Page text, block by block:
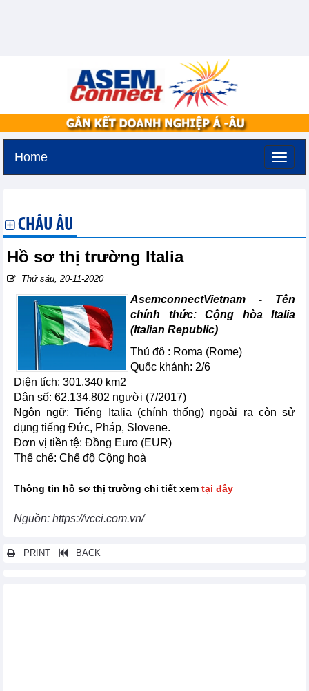
Home
CHÂU ÂU
Hồ sơ thị trường Italia
Thứ sáu, 20-11-2020
AsemconnectVietnam - Tên
chính thức: Cộng hòa Italia
(Italian Republic)
Thủ đô : Roma (Rome)
Quốc khánh: 2/6
Diện tích: 301.340 km2
Dân số: 62.134.802 người (7/2017)
Ngôn ngữ: Tiếng Italia (chính thống) ngoài ra còn sử
dụng tiếng Đức, Pháp, Slovene.
Đơn vị tiền tệ: Đồng Euro (EUR)
Thể chế: Chế độ Cộng hoà
Thông tin hồ sơ thị trường chi tiết xem tại đây
Nguồn: https://vcci.com.vn/
PRINT BACK